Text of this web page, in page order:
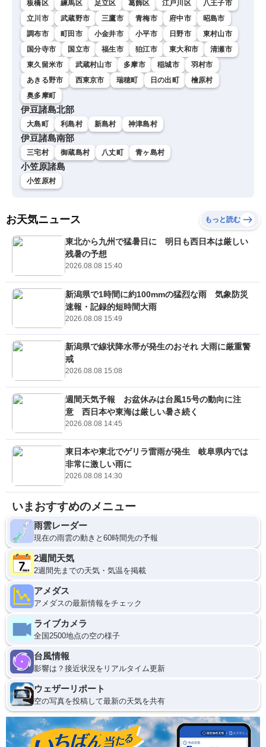
板橋区 練馬区 足立区 葛飾区 江戸川区
八王子市
立川市
武蔵野市 三鷹市 青梅市 府中市
昭島市
調布市
町田市 小金井市 小平市 日野市
東村山市
国分寺市
国立市 福生市 狛江市 東大和市
清瀬市
東久留米市
武蔵村山市 多摩市 稲城市
羽村市
あきる野市
西東京市 瑞穂町 日の出町
檜原村
奥多摩町
伊豆諸島北部
大島町 利島村 新島村 神津島村
伊豆諸島南部
三宅村 御蔵島村 八丈町 青ヶ島村
小笠原諸島
小笠原村
お天気ニュース もっと読む
東北から九州で猛暑日に 明日も西日本は厳しい
残暑の予想
2026.08.08 15:40
新潟県で1時間に約100mmの猛烈な雨 気象防災
速報・記録的短時間大雨
2026.08.08 15:49
新潟県で線状降水帯が発生のおそれ 大雨に厳重警
戒
2026.08.08 15:08
週間天気予報 お盆休みは台風15号の動向に注
意 西日本や東海は厳しい暑さ続く
2026.08.08 14:45
東日本や東北でゲリラ雷雨が発生 岐阜県内では
非常に激しい雨に
2026.08.08 14:30
いまおすすめのメニュー
雨雲レーダー
現在の雨雲の動きと60時間先の予報
2週間天気
2週間先までの天気・気温を掲載
アメダス
アメダスの最新情報をチェック
ライブカメラ
全国2500地点の空の様子
台風情報
影響は？接近状況をリアルタイム更新
ウェザーリポート
空の写真を投稿して最新の天気を共有